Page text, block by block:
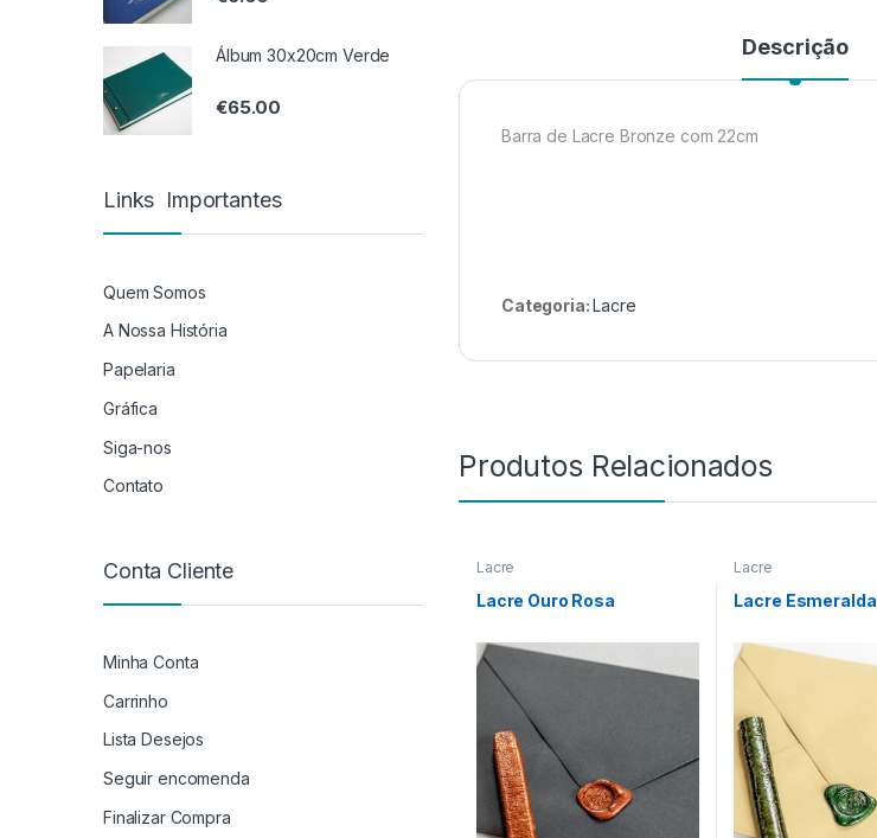
Descrição
Barra de Lacre Bronze com 22cm
Categoria:Lacre
Produtos Relacionados
Lacre
Lacre Ouro Rosa
Lacre
Lacre Esmeralda
Álbum 30x20cm Verde
€65.00
Links Importantes
Quem Somos
A Nossa História
Papelaria
Gráfica
Siga-nos
Contato
Conta Cliente
Minha Conta
Carrinho
Lista Desejos
Seguir encomenda
Finalizar Compra